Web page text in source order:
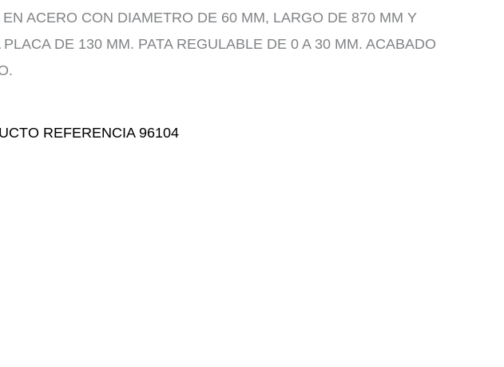
EN ACERO CON DIAMETRO DE 60 MM, LARGO DE 870 MM Y
DE 130 MM. PATA REGULABLE DE 0 A 30 MM. ACABADO
REFERENCIA 96104